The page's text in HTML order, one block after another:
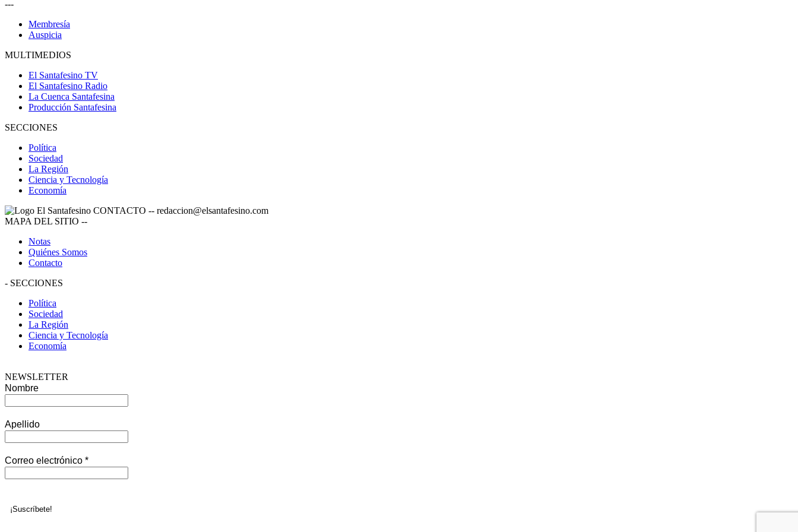
---
Membresía
Auspicia
MULTIMEDIOS
El Santafesino TV
El Santafesino Radio
La Cuenca Santafesina
Producción Santafesina
SECCIONES
Política
Sociedad
La Región
Ciencia y Tecnología
Economía
CONTACTO -- redaccion@elsantafesino.com
MAPA DEL SITIO --
Notas
Quiénes Somos
Contacto
- SECCIONES
Política
Sociedad
La Región
Ciencia y Tecnología
Economía
NEWSLETTER
Nombre
Apellido
Correo electrónico *